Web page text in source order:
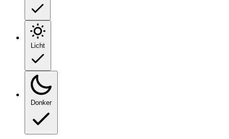
Licht
Donker